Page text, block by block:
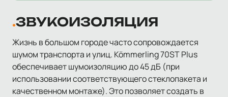
ЗВУКОИЗОЛЯЦИЯ
Жизнь в большом городе часто сопровождается
шумом транспорта и улиц. Kömmerling 70ST Plus
обеспечивает шумоизоляцию до 45 дБ (при
использовании соответствующего стеклопакета и
качественном монтаже). Это позволяет создать в